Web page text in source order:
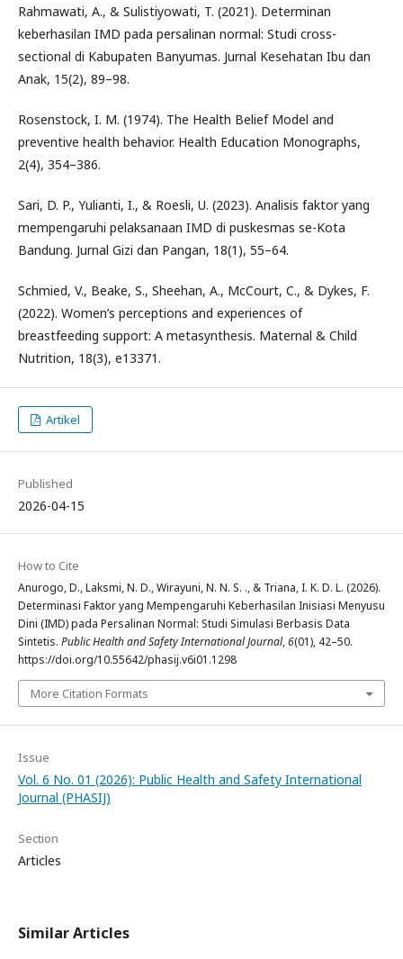
Rahmawati, A., & Sulistiyowati, T. (2021). Determinan
keberhasilan IMD pada persalinan normal: Studi cross-
sectional di Kabupaten Banyumas. Jurnal Kesehatan Ibu dan
Anak, 15(2), 89–98.
Rosenstock, I. M. (1974). The Health Belief Model and
preventive health behavior. Health Education Monographs,
2(4), 354–386.
Sari, D. P., Yulianti, I., & Roesli, U. (2023). Analisis faktor yang
mempengaruhi pelaksanaan IMD di puskesmas se-Kota
Bandung. Jurnal Gizi dan Pangan, 18(1), 55–64.
Schmied, V., Beake, S., Sheehan, A., McCourt, C., & Dykes, F.
(2022). Women’s perceptions and experiences of
breastfeeding support: A metasynthesis. Maternal & Child
Nutrition, 18(3), e13371.
Artikel
Published
2026-04-15
How to Cite
Anurogo, D., Laksmi, N. D., Wirayuni, N. N. S. ., & Triana, I. K. D. L. (2026).
Determinasi Faktor yang Mempengaruhi Keberhasilan Inisiasi Menyusu
Dini (IMD) pada Persalinan Normal: Studi Simulasi Berbasis Data
Sintetis. Public Health and Safety International Journal,6(01), 42–50.
https://doi.org/10.55642/phasij.v6i01.1298
More Citation Formats
Issue
Vol. 6 No. 01 (2026): Public Health and Safety International
Journal (PHASIJ)
Section
Articles
Similar Articles